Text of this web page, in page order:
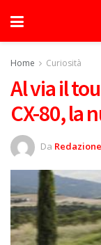
Home Curiosità
Al via il
CX-80, la
Da